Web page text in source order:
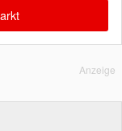
Anzeige